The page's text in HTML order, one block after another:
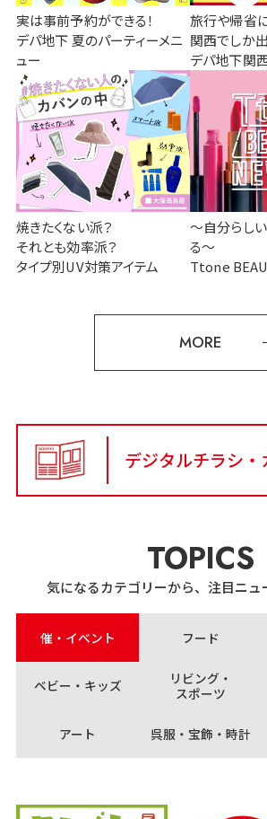
実は事前予約ができる！
デパ地下 夏のパーティーメニ
ュー
旅行や帰省に
関西でしか
デパ地下関
焼きたくない派？
それとも効率派？
タイプ別UV対策アイテム
～自分らし
る～
Ttone
MORE
デジタルチラシ
TOPICS
気になるカテゴリーから、注目ニュ
催・イベント フード
ベビー・キッズ
リビング・
スポーツ
アート 呉服・宝飾・時計